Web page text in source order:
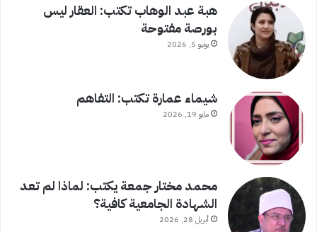
هبة عبد الوهاب تكتب: العقار ليس
بورصة مفتوحة
يونيو 5, 2026
شيماء عمارة تكتب: التفاهم
مايو 19, 2026
محمد مختار جمعة يكتب: لماذا لم تعد
الشهادة الجامعية كافية؟
أبريل 28, 2026